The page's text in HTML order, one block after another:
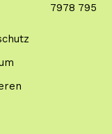
7978 795